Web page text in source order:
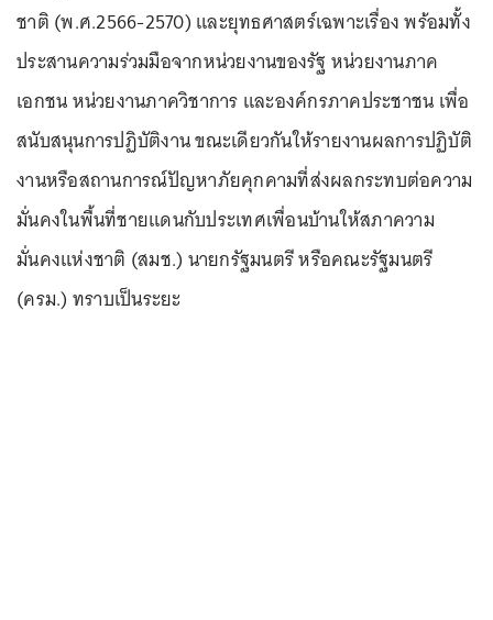
ชาติ (พ.ศ.2566-2570) และยุทธศาสตร์เฉพาะเรื่อง พร้อมทั้ง
ประสานความร่วมมือจากหน่วยงานของรัฐ หน่วยงานภาค
เอกชน หน่วยงานภาควิชาการ และองค์กรภาคประชาชน เพื่อ
สนับสนุนการปฏิบัติงาน ขณะเดียวกันให้รายงานผลการปฏิบัติ
งานหรือสถานการณ์ปัญหาภัยคุกคามที่ส่งผลกระทบต่อความ
มั่นคงในพื้นที่ชายแดนกับประเทศเพื่อนบ้านให้สภาความ
มั่นคงแห่งชาติ (สมช.) นายกรัฐมนตรี หรือคณะรัฐมนตรี
(ครม.) ทราบเป็นระยะ